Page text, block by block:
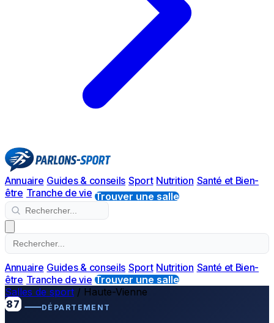
Annuaire Guides & conseils Sport Nutrition Santé et Bien-
être Tranche de vie Trouver une salle
Annuaire Guides & conseils Sport Nutrition Santé et Bien-
être Tranche de vie Trouver une salle
Salles de sport / Haute-Vienne
87
DÉPARTEMENT